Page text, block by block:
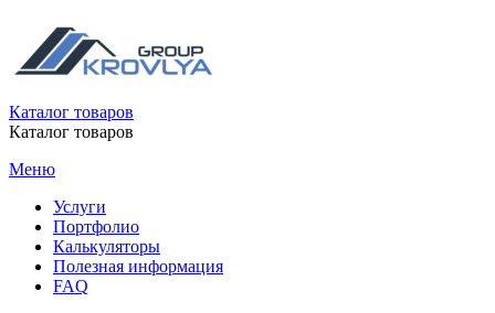
Каталог товаров
Каталог товаров
Меню
Услуги
Портфолио
Калькуляторы
Полезная информация
FAQ